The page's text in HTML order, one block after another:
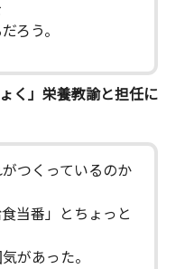
ろう。
く」栄養教諭と担任に
つくっているのか
当番」とちょっと
があった。